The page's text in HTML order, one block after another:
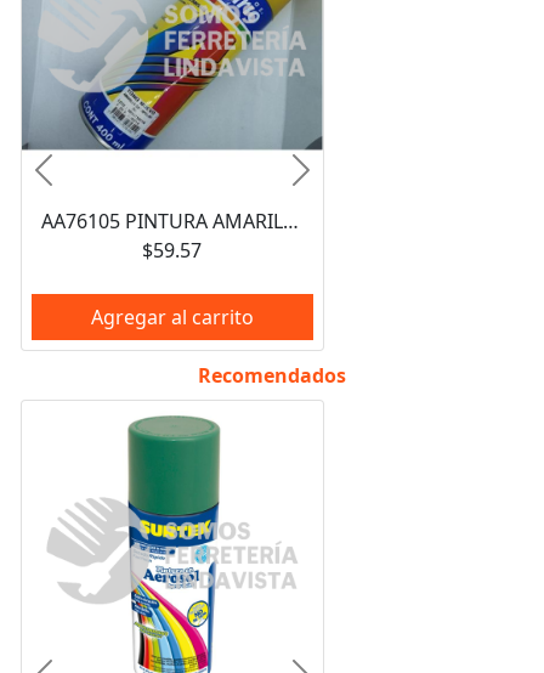
AA76105 PINTURA AMARILLO CATERPILLAR ESMALTE ACRILICO EN AEROSOL 400ML ACUARIO
$59.57
Agregar al carrito
Anterior Siguiente
Recomendados